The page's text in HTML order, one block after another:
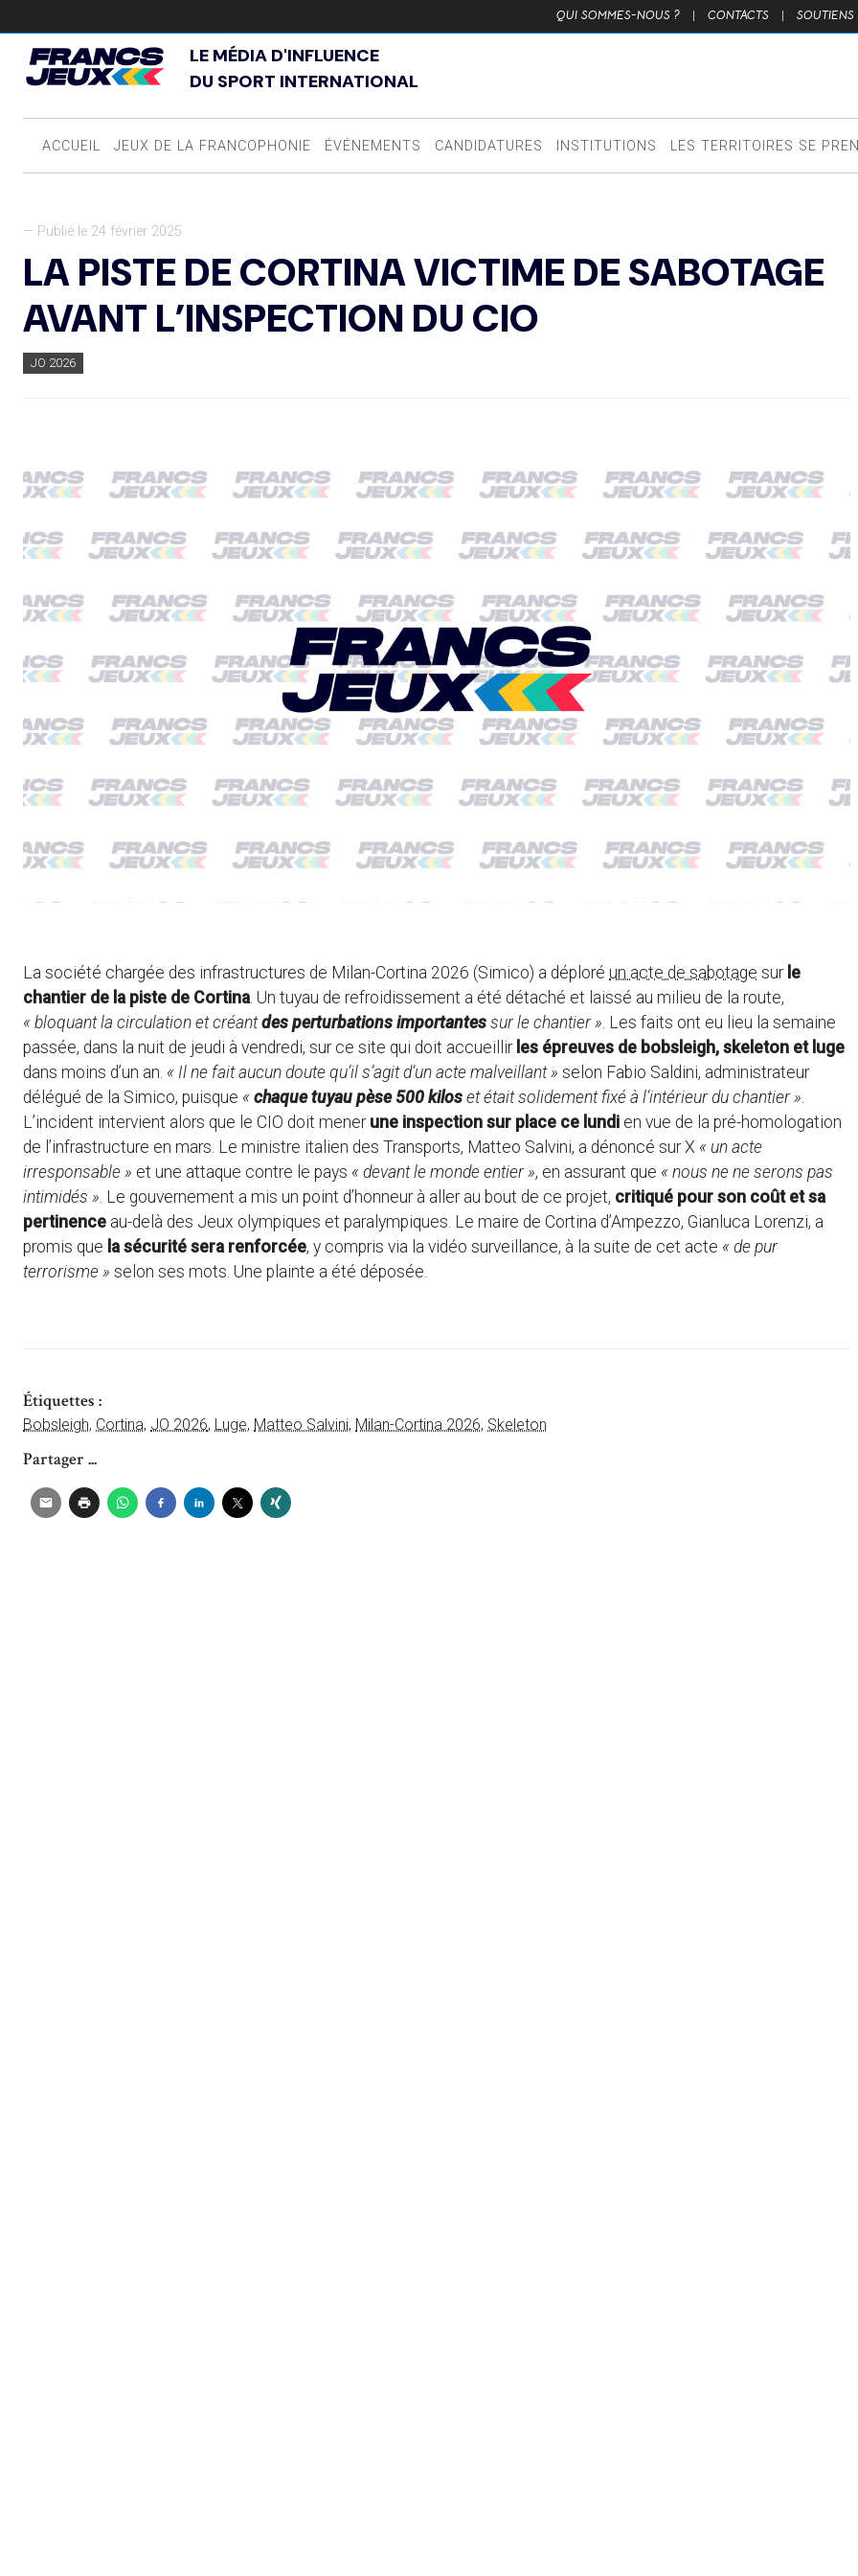
QUI SOMMES-NOUS ? | CONTACTS | SOUTIENS
LE MÉDIA D'INFLUENCE
DU SPORT INTERNATIONAL
ACCUEIL JEUX DE LA FRANCOPHONIE ÉVÉNEMENTS CANDIDATURES INSTITUTIONS LES TERRITOIRES SE
— Publié le 24 février 2025
LA PISTE DE CORTINA VICTIME DE SABOTAGE
AVANT L’INSPECTION DU CIO
JO 2026
La société chargée des infrastructures de Milan-Cortina 2026 (Simico) a déploré un acte de sabotage sur le
chantier de la piste de Cortina. Un tuyau de refroidissement a été détaché et laissé au milieu de la route,
« bloquant la circulation et créantdes perturbations importantes sur le chantier ». Les faits ont eu lieu la semaine
passée, dans la nuit de jeudi à vendredi, sur ce site qui doit accueillir les épreuves de bobsleigh, skeleton et luge
dans moins d’un an. « Il ne fait aucun doute qu’il s’agit d’un acte malveillant » selon Fabio Saldini, administrateur
délégué de la Simico, puisque « chaque tuyau pèse 500 kilos et était solidement fixé à l’intérieur du chantier ».
L’incident intervient alors que le CIO doit mener une inspection sur place ce lundi en vue de la pré-homologation
de l’infrastructure en mars. Le ministre italien des Transports, Matteo Salvini, a dénoncé sur X « un acte
irresponsable » et une attaque contre le pays « devant le monde entier », en assurant que « nous ne ne serons pas
intimidés ». Le gouvernement a mis un point d’honneur à aller au bout de ce projet, critiqué pour son coût et sa
pertinence au-delà des Jeux olympiques et paralympiques. Le maire de Cortina d’Ampezzo, Gianluca Lorenzi, a
promis que la sécurité sera renforcée, y compris via la vidéo surveillance, à la suite de cet acte « de pur
terrorisme » selon ses mots. Une plainte a été déposée.
Étiquettes :
Bobsleigh, Cortina, JO 2026, Luge, Matteo Salvini, Milan-Cortina 2026, Skeleton
Partager ...